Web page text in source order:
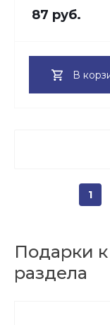
87 руб.
В
1
Подарки к
раздела